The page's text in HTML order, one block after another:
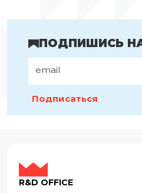
ПОДПИШИСЬ
Подписаться
R&D OFFICE